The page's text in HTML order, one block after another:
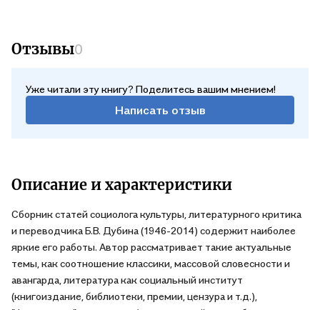
Отзывы0
Уже читали эту книгу? Поделитесь вашим мнением!
Написать отзыв
Описание и характеристики
Сборник статей социолога культуры, литературного критика
и переводчика Б.В. Дубина (1946-2014) содержит наиболее
яркие его работы. Автор рассматривает такие актуальные
темы, как соотношение классики, массовой словесности и
авангарда, литература как социальный институт
(книгоиздание, библиотеки, премии, цензура и т.д.),